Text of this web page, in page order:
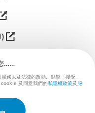
……
務以及法律的改動。點擊「接受」
及同意我們的私隱權政策及 服